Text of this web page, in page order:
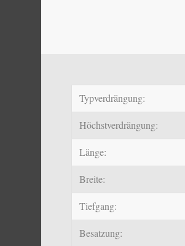
Typverdrängung:
Höchstverdrängung:
Länge:
Breite:
Tiefgang:
Besatzung: